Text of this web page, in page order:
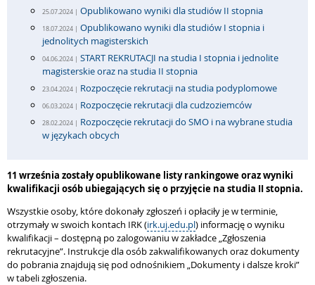
25.07.2024 | Opublikowano wyniki dla studiów II stopnia
18.07.2024 | Opublikowano wyniki dla studiów I stopnia i
jednolitych magisterskich
04.06.2024 | START REKRUTACJI na studia I stopnia i jednolite
magisterskie oraz na studia II stopnia
23.04.2024 | Rozpoczęcie rekrutacji na studia podyplomowe
06.03.2024 | Rozpoczęcie rekrutacji dla cudzoziemców
28.02.2024 | Rozpoczęcie rekrutacji do SMO i na wybrane studia
w językach obcych
11 września zostały opublikowane listy rankingowe oraz wyniki
kwalifikacji osób ubiegających się o przyjęcie na studia II stopnia.
Wszystkie osoby, które dokonały zgłoszeń i opłaciły je w terminie,
otrzymały w swoich kontach IRK (irk.uj.edu.pl) informację o wyniku
kwalifikacji – dostępną po zalogowaniu w zakładce „Zgłoszenia
rekrutacyjne”. Instrukcje dla osób zakwalifikowanych oraz dokumenty
do pobrania znajdują się pod odnośnikiem „Dokumenty i dalsze kroki”
w tabeli zgłoszenia.